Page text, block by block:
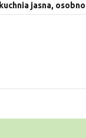
kuchnia jasna, osobno